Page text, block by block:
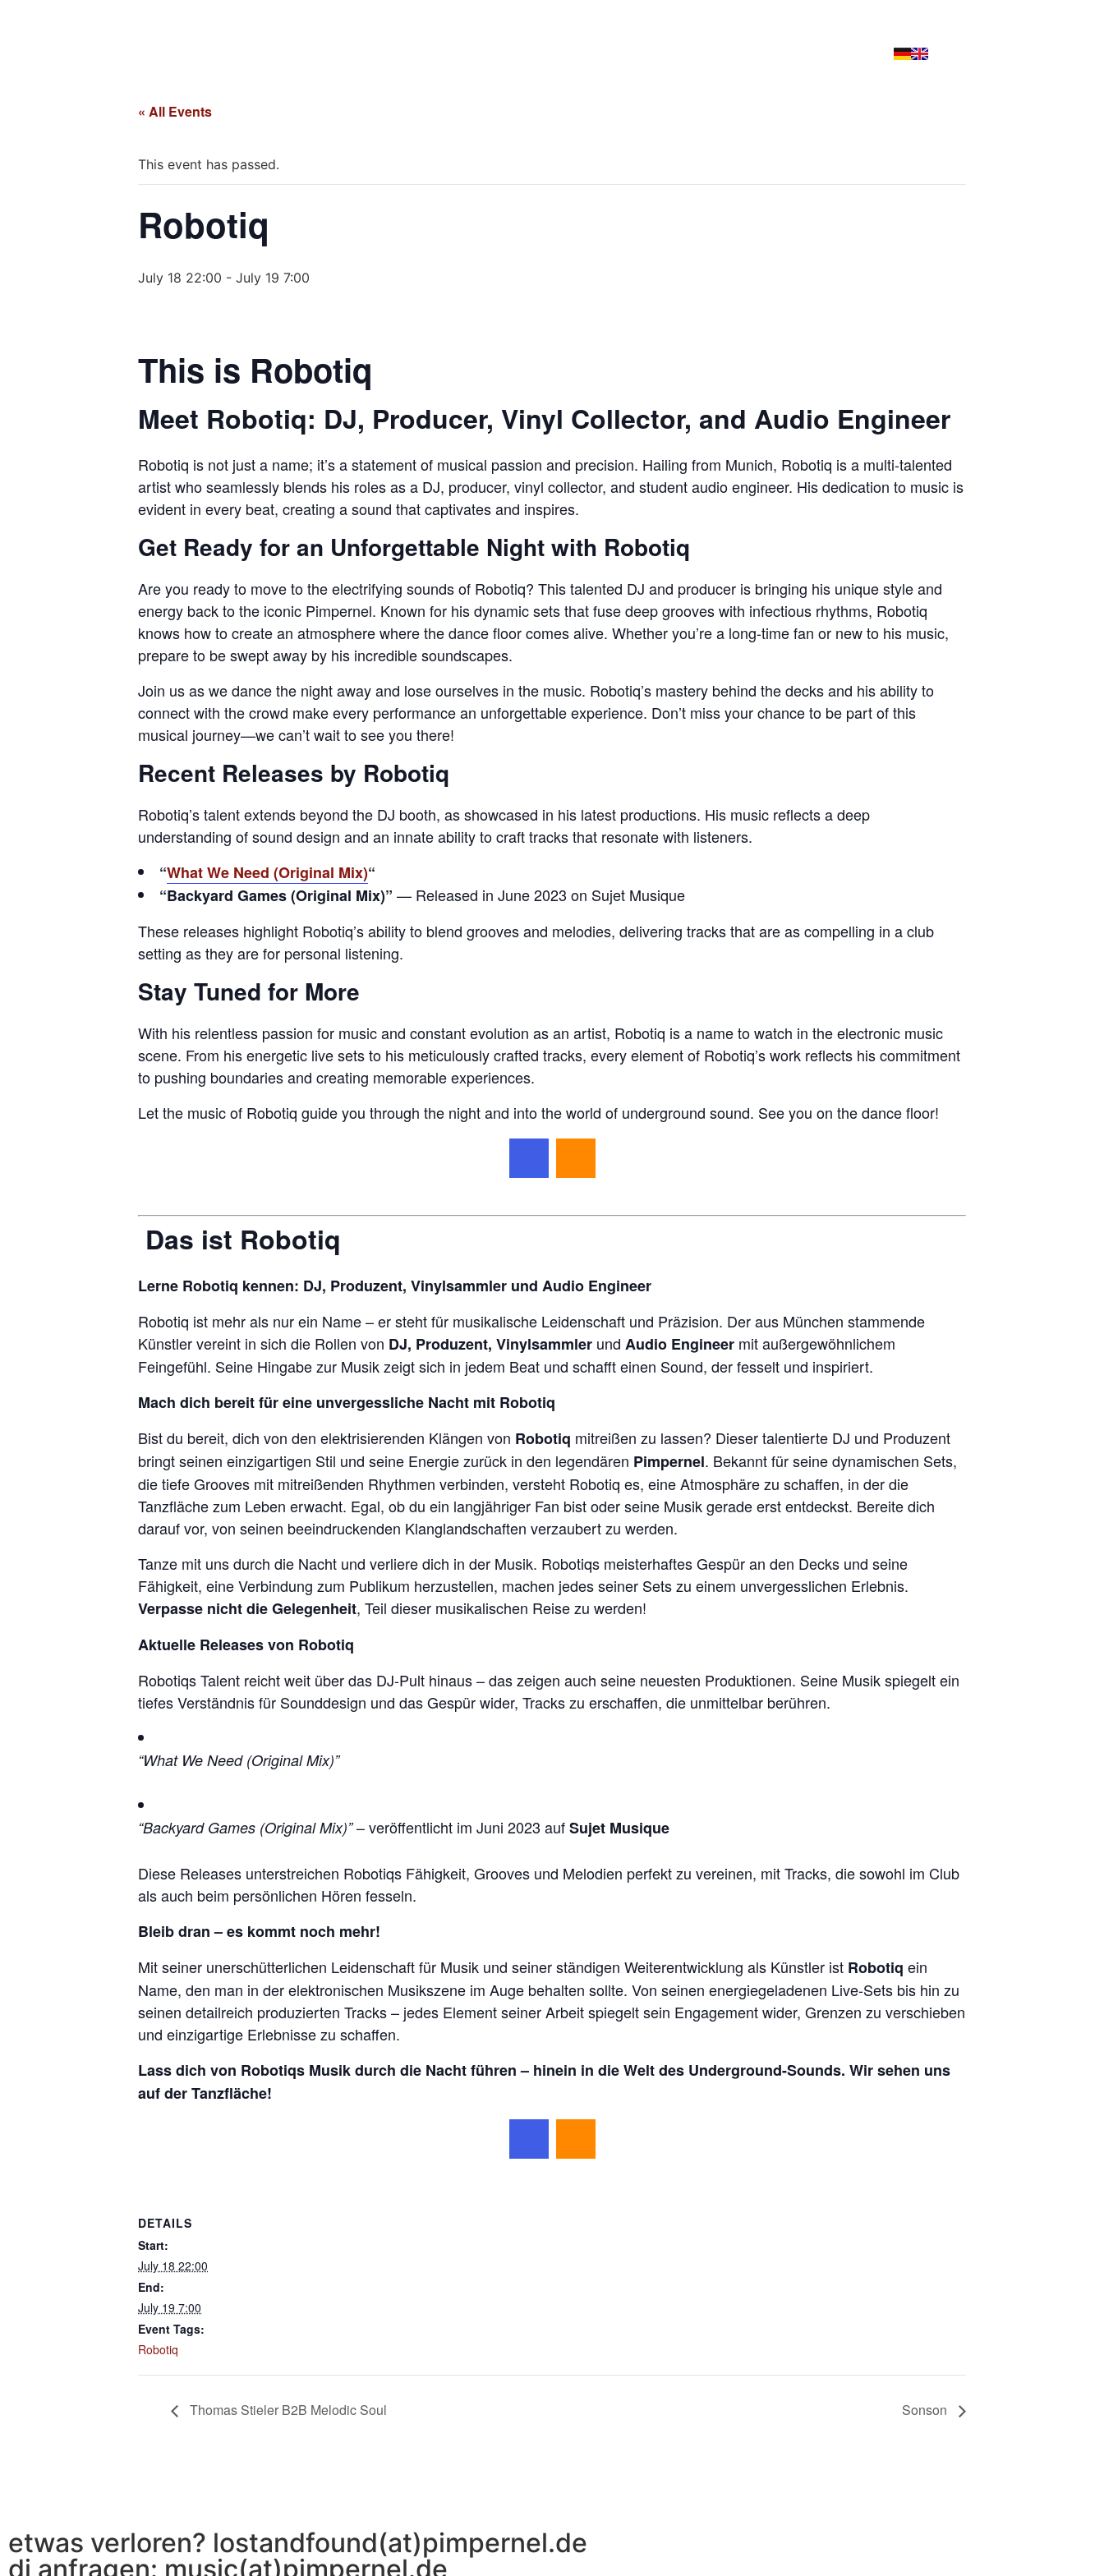
« All Events
This event has passed.
Robotiq
July 18 22:00 - July 19 7:00
This is Robotiq
Meet Robotiq: DJ, Producer, Vinyl Collector, and Audio Engineer
Robotiq is not just a name; it’s a statement of musical passion and precision. Hailing from Munich, Robotiq is a multi-talented
artist who seamlessly blends his roles as a DJ, producer, vinyl collector, and student audio engineer. His dedication to music is
evident in every beat, creating a sound that captivates and inspires.
Get Ready for an Unforgettable Night with Robotiq
Are you ready to move to the electrifying sounds of Robotiq? This talented DJ and producer is bringing his unique style and
energy back to the iconic Pimpernel. Known for his dynamic sets that fuse deep grooves with infectious rhythms, Robotiq
knows how to create an atmosphere where the dance floor comes alive. Whether you’re a long-time fan or new to his music,
prepare to be swept away by his incredible soundscapes.
Join us as we dance the night away and lose ourselves in the music. Robotiq’s mastery behind the decks and his ability to
connect with the crowd make every performance an unforgettable experience. Don’t miss your chance to be part of this
musical journey—we can’t wait to see you there!
Recent Releases by Robotiq
Robotiq’s talent extends beyond the DJ booth, as showcased in his latest productions. His music reflects a deep
understanding of sound design and an innate ability to craft tracks that resonate with listeners.
“What We Need (Original Mix)“
“Backyard Games (Original Mix)” — Released in June 2023 on Sujet Musique
These releases highlight Robotiq’s ability to blend grooves and melodies, delivering tracks that are as compelling in a club
setting as they are for personal listening.
Stay Tuned for More
With his relentless passion for music and constant evolution as an artist, Robotiq is a name to watch in the electronic music
scene. From his energetic live sets to his meticulously crafted tracks, every element of Robotiq’s work reflects his commitment
to pushing boundaries and creating memorable experiences.
Let the music of Robotiq guide you through the night and into the world of underground sound. See you on the dance floor!
Das ist Robotiq
Lerne Robotiq kennen: DJ, Produzent, Vinylsammler und Audio Engineer
Robotiq ist mehr als nur ein Name – er steht für musikalische Leidenschaft und Präzision. Der aus München stammende
Künstler vereint in sich die Rollen von DJ, Produzent, Vinylsammler und Audio Engineer mit außergewöhnlichem
Feingefühl. Seine Hingabe zur Musik zeigt sich in jedem Beat und schafft einen Sound, der fesselt und inspiriert.
Mach dich bereit für eine unvergessliche Nacht mit Robotiq
Bist du bereit, dich von den elektrisierenden Klängen von Robotiq mitreißen zu lassen? Dieser talentierte DJ und Produzent
bringt seinen einzigartigen Stil und seine Energie zurück in den legendären Pimpernel. Bekannt für seine dynamischen Sets,
die tiefe Grooves mit mitreißenden Rhythmen verbinden, versteht Robotiq es, eine Atmosphäre zu schaffen, in der die
Tanzfläche zum Leben erwacht. Egal, ob du ein langjähriger Fan bist oder seine Musik gerade erst entdeckst. Bereite dich
darauf vor, von seinen beeindruckenden Klanglandschaften verzaubert zu werden.
Tanze mit uns durch die Nacht und verliere dich in der Musik. Robotiqs meisterhaftes Gespür an den Decks und seine
Fähigkeit, eine Verbindung zum Publikum herzustellen, machen jedes seiner Sets zu einem unvergesslichen Erlebnis.
Verpasse nicht die Gelegenheit, Teil dieser musikalischen Reise zu werden!
Aktuelle Releases von Robotiq
Robotiqs Talent reicht weit über das DJ-Pult hinaus – das zeigen auch seine neuesten Produktionen. Seine Musik spiegelt ein
tiefes Verständnis für Sounddesign und das Gespür wider, Tracks zu erschaffen, die unmittelbar berühren.
“What We Need (Original Mix)”
“Backyard Games (Original Mix)”– veröffentlicht im Juni 2023 aufSujet Musique
Diese Releases unterstreichen Robotiqs Fähigkeit, Grooves und Melodien perfekt zu vereinen, mit Tracks, die sowohl im Club
als auch beim persönlichen Hören fesseln.
Bleib dran – es kommt noch mehr!
Mit seiner unerschütterlichen Leidenschaft für Musik und seiner ständigen Weiterentwicklung als Künstler ist Robotiq ein
Name, den man in der elektronischen Musikszene im Auge behalten sollte. Von seinen energiegeladenen Live-Sets bis hin zu
seinen detailreich produzierten Tracks – jedes Element seiner Arbeit spiegelt sein Engagement wider, Grenzen zu verschieben
und einzigartige Erlebnisse zu schaffen.
Lass dich von Robotiqs Musik durch die Nacht führen – hinein in die Welt des Underground-Sounds. Wir sehen uns
auf der Tanzfläche!
DETAILS
Start:
July 18 22:00
End:
July 19 7:00
Event Tags:
Robotiq
Thomas Stieler B2B Melodic Soul Sonson
etwas verloren? lostandfound(at)pimpernel.de
dj anfragen: music(at)pimpernel.de